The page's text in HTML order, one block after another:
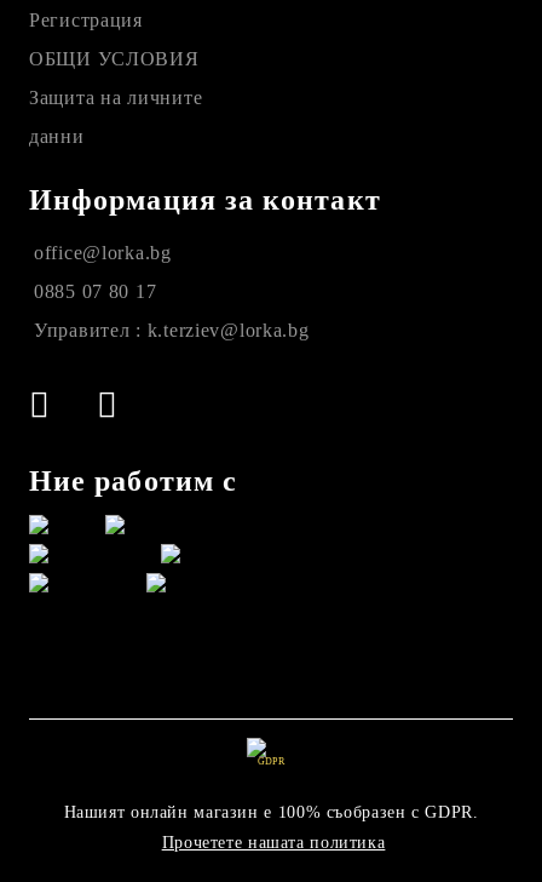
Регистрация
ОБЩИ УСЛОВИЯ
Защита на личните
данни
Информация за контакт
office@lorka.bg
0885 07 80 17
Управител : k.terziev@lorka.bg
Ние работим с
GDPR
Нашият онлайн магазин е 100% съобразен с GDPR.
Прочетете нашата политика